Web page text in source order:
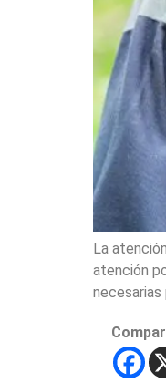
La
atención
necesarias